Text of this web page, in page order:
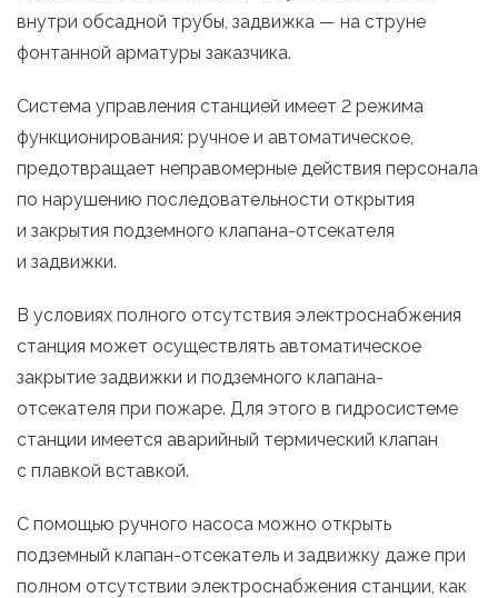
внутри обсадной трубы, задвижка — на струне
фонтанной арматуры заказчика.
Система управления станцией имеет 2 режима
функционирования: ручное и автоматическое,
предотвращает неправомерные действия персонала
по нарушению последовательности открытия
и закрытия подземного клапана-отсекателя
и задвижки.
В условиях полного отсутствия электроснабжения
станция может осуществлять автоматическое
закрытие задвижки и подземного клапана-
отсекателя при пожаре. Для этого в гидросистеме
станции имеется аварийный термический клапан
с плавкой вставкой.
С помощью ручного насоса можно открыть
подземный клапан-отсекатель и задвижку даже при
полном отсутствии электроснабжения станции, как